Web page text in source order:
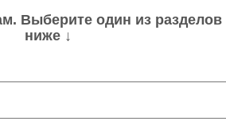
Выберите один из разделов
ниже ↓